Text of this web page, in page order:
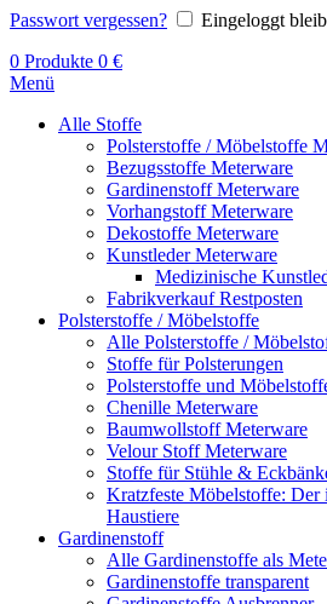
Passwort vergessen?
Eingeloggt
0 Produkte 0 €
Menü
Alle Stoffe
Polsterstoffe / Möbelstoffe
Bezugsstoffe Meterware
Gardinenstoff Meterware
Vorhangstoff Meterware
Dekostoffe Meterware
Kunstleder Meterware
Medizinische
Fabrikverkauf Restposten
Polsterstoffe / Möbelstoffe
Alle Polsterstoffe /
Stoffe für Polsterungen
Polsterstoffe und
Chenille Meterware
Baumwollstoff Meterware
Velour Stoff Meterware
Stoffe für Stühle &
Kratzfeste Möbelstoffe:
Haustiere
Gardinenstoff
Alle Gardinenstoffe als
Gardinenstoffe transparent